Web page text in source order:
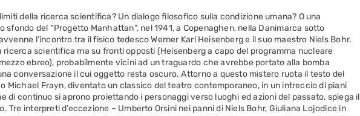
della ricerca scientifica? Un dialogo filosofico sulla condizione umana? O una
sfondo del “Progetto Manhattan”, nel 1941, a Copenaghen, nella Danimarca sotto
l’incontro tra il fisico tedesco Werner Karl Heisenberg e il suo maestro Niels Bohr.
ricerca scientifica ma su fronti opposti (Heisenberg a capo del programma nucleare
ebreo), probabilmente vicini ad un traguardo che avrebbe portato alla bomba
conversazione il cui oggetto resta oscuro. Attorno a questo mistero ruota il testo del
Michael Frayn, diventato un classico del teatro contemporaneo, in un intreccio di piani
di continuo si aprono proiettando i personaggi verso luoghi ed azioni del passato, spiega il
Tre interpreti d’eccezione – Umberto Orsini nei panni di Niels Bohr, Giuliana Lojodice in